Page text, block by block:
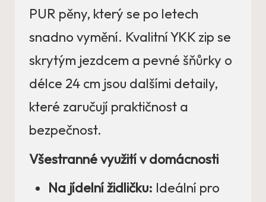
PUR pěny, který se po letech
snadno vymění. Kvalitní YKK zip se
skrytým jezdcem a pevné šňůrky o
délce 24 cm jsou dalšími detaily,
které zaručují praktičnost a
bezpečnost.
Všestranné využití v domácnosti
Na jídelní židličku: Ideální pro